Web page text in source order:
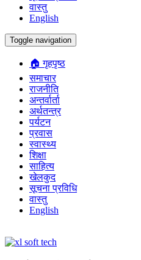
वास्तु
English
Toggle navigation
🏠 गृहपृष्ठ
समाचार
राजनीति
अन्तर्वार्ता
अर्थतन्त्र
पर्यटन
प्रवास
स्वास्थ्य
शिक्षा
साहित्य
खेलकुद
सूचना प्रविधि
वास्तु
English